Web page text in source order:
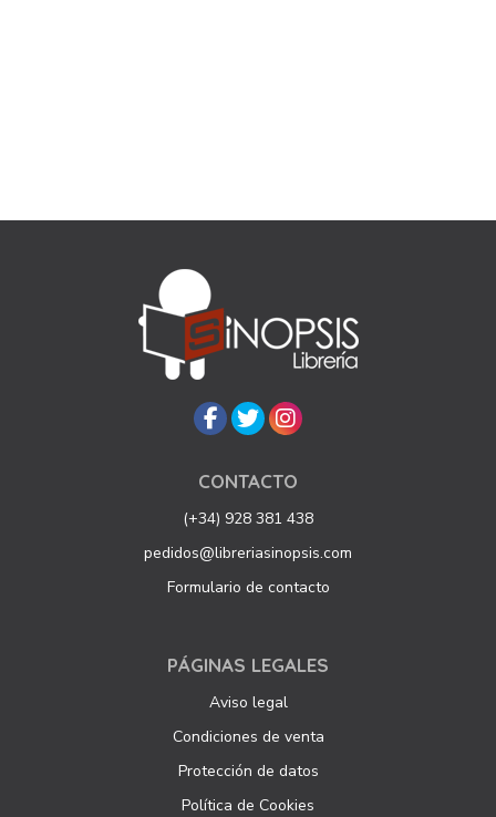
CONTACTO
(+34) 928 381 438
pedidos@libreriasinopsis.com
Formulario de contacto
PÁGINAS LEGALES
Aviso legal
Condiciones de venta
Protección de datos
Política de Cookies